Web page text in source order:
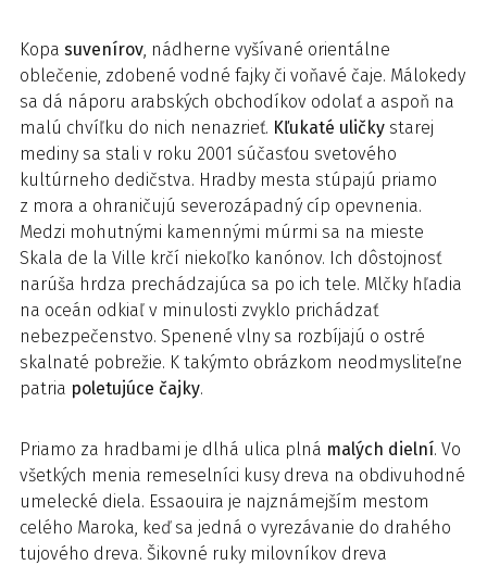
Kopa suvenírov, nádherne vyšívané orientálne
oblečenie, zdobené vodné fajky či voňavé čaje. Málokedy
sa dá náporu arabských obchodíkov odolať a aspoň na
malú chvíľku do nich nenazrieť. Kľukaté uličky starej
mediny sa stali v roku 2001 súčasťou svetového
kultúrneho dedičstva. Hradby mesta stúpajú priamo
z mora a ohraničujú severozápadný cíp opevnenia.
Medzi mohutnými kamennými múrmi sa na mieste
Skala de la Ville krčí niekoľko kanónov. Ich dôstojnosť
narúša hrdza prechádzajúca sa po ich tele. Mlčky hľadia
na oceán odkiaľ v minulosti zvyklo prichádzať
nebezpečenstvo. Spenené vlny sa rozbíjajú o ostré
skalnaté pobrežie. K takýmto obrázkom neodmysliteľne
patria poletujúce čajky.
Priamo za hradbami je dlhá ulica plná malých dielní. Vo
všetkých menia remeselníci kusy dreva na obdivuhodné
umelecké diela. Essaouira je najznámejším mestom
celého Maroka, keď sa jedná o vyrezávanie do drahého
tujového dreva. Šikovné ruky milovníkov dreva